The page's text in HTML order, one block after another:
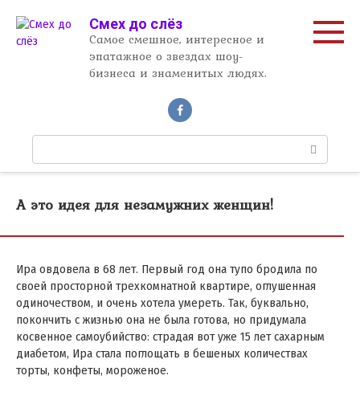
контенту
Смех до слёз
Самое смешное, интересное и
эпатажное о звездах шоу-
бизнеса и знаменитых людях.
о
и
к
А это идея для незамужних женщин!
Ира овдовела в 68 лет. Первый год она тупо бродила по
своей просторной трехкомнатной квартире, оглушенная
одиночеством, и очень хотела умереть. Так, буквально,
покончить с жизнью она не была готова, но придумала
косвенное самоубийство: страдая вот уже 15 лет сахарным
диабетом, Ира стала поглощать в бешеных количествах
торты, конфеты, мороженое.